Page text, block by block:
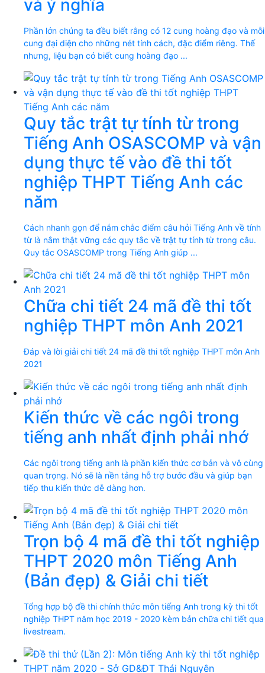
và ý nghĩa
Phần lớn chúng ta đều biết rằng có 12 cung hoàng đạo và mỗi
cung đại diện cho những nét tính cách, đặc điểm riêng. Thế
nhưng, liệu bạn có biết cung hoàng đạo ...
Quy tắc trật tự tính từ trong
Tiếng Anh OSASCOMP và vận
dụng thực tế vào đề thi tốt
nghiệp THPT Tiếng Anh các
năm
Cách nhanh gọn để nắm chắc điểm câu hỏi Tiếng Anh về tính
từ là nắm thật vững các quy tắc về trật tự tính từ trong câu.
Quy tắc OSASCOMP trong Tiếng Anh giúp ...
Chữa chi tiết 24 mã đề thi tốt
nghiệp THPT môn Anh 2021
Đáp và lời giải chi tiết 24 mã đề thi tốt nghiệp THPT môn Anh
2021
Kiến thức về các ngôi trong
tiếng anh nhất định phải nhớ
Các ngôi trong tiếng anh là phần kiến thức cơ bản và vô cùng
quan trọng. Nó sẽ là nền tảng hỗ trợ bước đầu và giúp bạn
tiếp thu kiến thức dễ dàng hơn.
Trọn bộ 4 mã đề thi tốt nghiệp
THPT 2020 môn Tiếng Anh
(Bản đẹp) & Giải chi tiết
Tổng hợp bộ đề thi chính thức môn tiếng Anh trong kỳ thi tốt
nghiệp THPT năm học 2019 - 2020 kèm bản chữa chi tiết qua
livestream.